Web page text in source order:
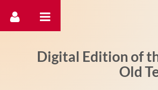
Digital Edition of
Old